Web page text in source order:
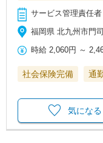
サービス管理責任
福岡県 北九州市門
時給 2,060円 ～
社会保険完備 通
気になる